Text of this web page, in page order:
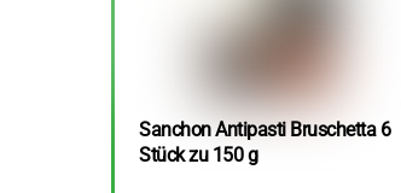
Sanchon Antipasti Bruschetta 6
Stück zu 150 g